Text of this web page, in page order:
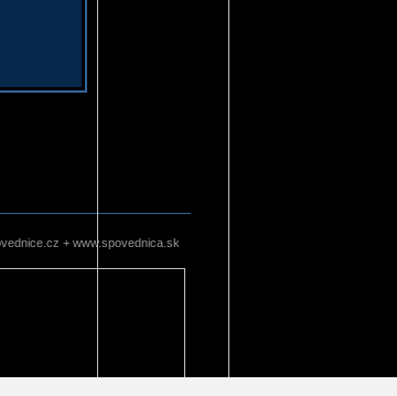
+ www.spovednica.sk